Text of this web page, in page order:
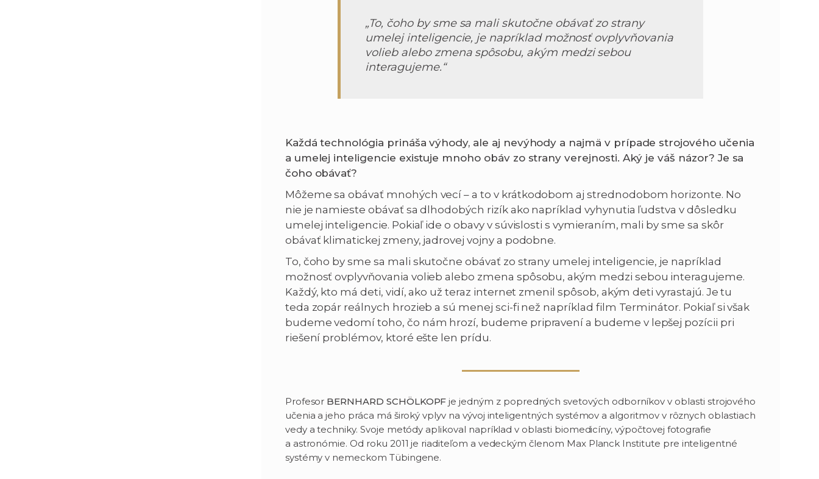
„To, čoho by sme sa mali skutočne obávať zo strany
umelej inteligencie, je napríklad možnosť ovplyvňovania
volieb alebo zmena spôsobu, akým medzi sebou
interagujeme.“
Každá technológia prináša výhody, ale aj nevýhody a najmä v prípade strojového učenia
a umelej inteligencie existuje mnoho obáv zo strany verejnosti. Aký je váš názor? Je sa
čoho obávať?
Môžeme sa obávať mnohých vecí – a to v krátkodobom aj strednodobom horizonte. No
nie je namieste obávať sa dlhodobých rizík ako napríklad vyhynutia ľudstva v dôsledku
umelej inteligencie. Pokiaľ ide o obavy v súvislosti s vymieraním, mali by sme sa skôr
obávať klimatickej zmeny, jadrovej vojny a podobne.
To, čoho by sme sa mali skutočne obávať zo strany umelej inteligencie, je napríklad
možnosť ovplyvňovania volieb alebo zmena spôsobu, akým medzi sebou interagujeme.
Každý, kto má deti, vidí, ako už teraz internet zmenil spôsob, akým deti vyrastajú. Je tu
teda zopár reálnych hrozieb a sú menej sci-fi než napríklad film Terminátor. Pokiaľ si však
budeme vedomí toho, čo nám hrozí, budeme pripravení a budeme v lepšej pozícii pri
riešení problémov, ktoré ešte len prídu.
Profesor BERNHARD SCHÖLKOPF je jedným z popredných svetových odborníkov v oblasti strojového
učenia a jeho práca má široký vplyv na vývoj inteligentných systémov a algoritmov v rôznych oblastiach
vedy a techniky. Svoje metódy aplikoval napríklad v oblasti biomedicíny, výpočtovej fotografie
a astronómie. Od roku 2011 je riaditeľom a vedeckým členom Max Planck Institute pre inteligentné
systémy v nemeckom Tübingene.